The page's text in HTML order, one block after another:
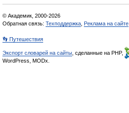
© Академик, 2000-2026
Обратная связь: Техподдержка Реклама на сайте
👣 Путешествия
Экспорт словарей на сайты , сделанные на PHP,
WordPress, MODx.